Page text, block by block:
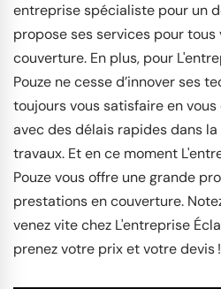
entreprise spécialiste pour un
propose ses services pour tous
couverture. En plus, pour
Pouze ne cesse d’innover ses
toujours vous satisfaire en
avec des délais rapides dans
travaux. Et en ce moment
Pouze vous offre une grande
prestations en couverture.
venez vite chez L'entreprise
prenez votre prix et votre devis !